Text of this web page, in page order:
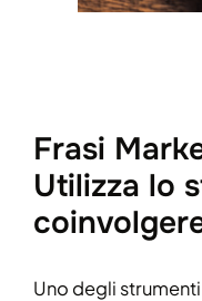
Frasi
Utilizza lo
Uno degli